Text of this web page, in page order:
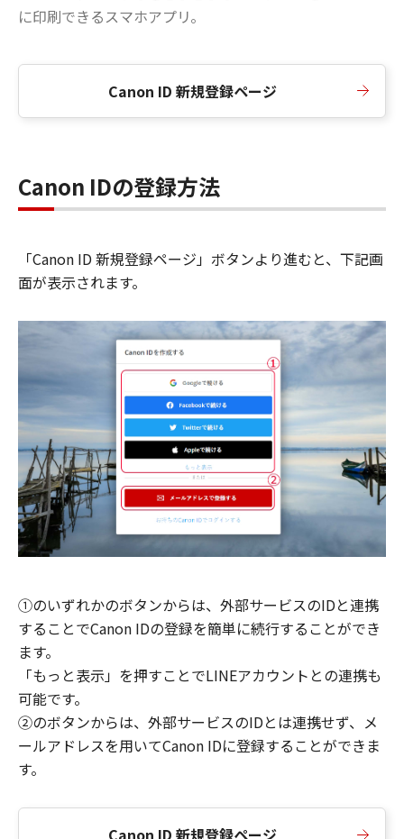
に印刷できるスマホアプリ。
Canon ID 新規登録ページ
Canon IDの登録方法
「Canon ID 新規登録ページ」ボタンより進むと、下記画
面が表示されます。
①のいずれかのボタンからは、外部サービスのIDと連携
することでCanon IDの登録を簡単に続行することができ
ます。
「もっと表示」を押すことでLINEアカウントとの連携も
可能です。
②のボタンからは、外部サービスのIDとは連携せず、メ
ールアドレスを用いてCanon IDに登録することができま
す。